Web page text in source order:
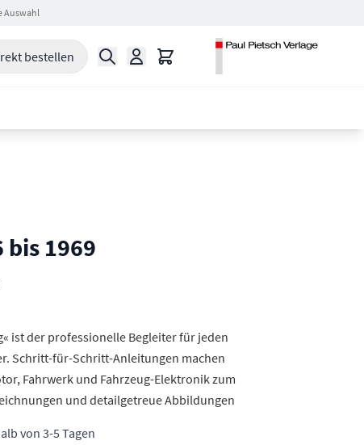
Auswahl
bestellen Suche Warenkorb
bis 1969
ist der professionelle Begleiter für jeden
Schritt-für-Schritt-Anleitungen machen
Fahrwerk und Fahrzeug-Elektronik zum
und detailgetreue Abbildungen
von 3-5 Tagen